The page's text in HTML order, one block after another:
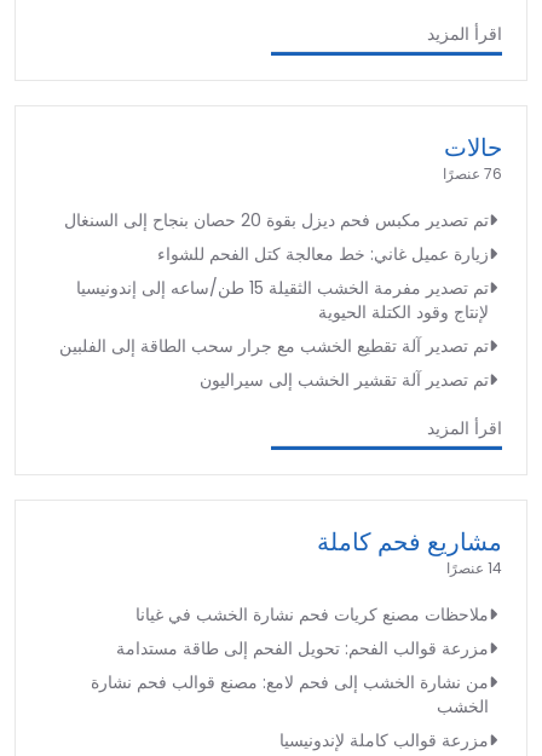
اقرأ المزيد
حالات
76 عنصرًا
تم تصدير مكبس فحم ديزل بقوة 20 حصان بنجاح إلى السنغال
زيارة عميل غاني: خط معالجة كتل الفحم للشواء
تم تصدير مفرمة الخشب الثقيلة 15 طن/ساعه إلى إندونيسيا
لإنتاج وقود الكتلة الحيوية
تم تصدير آلة تقطيع الخشب مع جرار سحب الطاقة إلى الفلبين
تم تصدير آلة تقشير الخشب إلى سيراليون
اقرأ المزيد
مشاريع فحم كاملة
14 عنصرًا
ملاحظات مصنع كريات فحم نشارة الخشب في غيانا
مزرعة قوالب الفحم: تحويل الفحم إلى طاقة مستدامة
من نشارة الخشب إلى فحم لامع: مصنع قوالب فحم نشارة
الخشب
مزرعة قوالب كاملة لإندونيسيا